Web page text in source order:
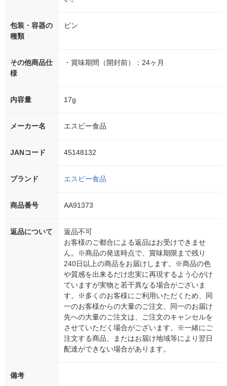
包装・容器の
種類
ビン
その他商品仕
様
・賞味期間（開封前）：24ヶ月
内容量 17g
メーカー名 エスビー食品
JANコード 45148132
ブランド エスビー食品
商品番号 AA91373
返品について
返品不可
お客様のご都合による返品はお受けできませ
ん。※商品の発送時点で、賞味期限まで残り
240日以上の商品をお届けします。※商品の色
や質感を出来るだけ忠実に再現するよう心がけ
ていますが実物と若干異なる場合がございま
す。※多くのお客様にご利用いただくため、同
一のお客様からの大量のご注文、同一のお届け
先への大量のご注文は、ご注文のキャンセルを
させていただく場合がございます。※一緒にご
注文する商品、またはお届け地域等により翌日
配達ができない場合があります。
備考